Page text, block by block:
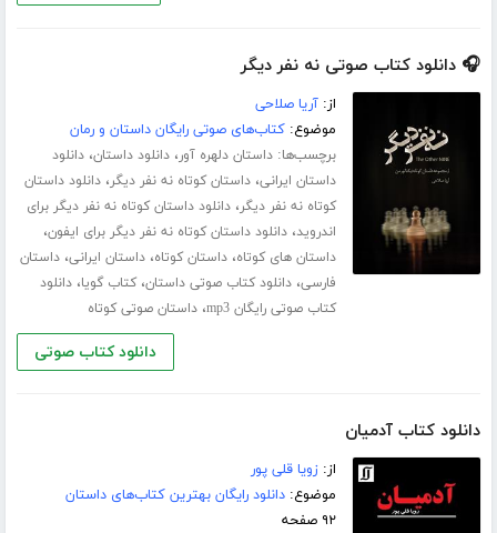
🎧 دانلود کتاب صوتی نه نفر دیگر
از:آریا صلاحی
موضوع:کتاب‌های صوتی رایگان داستان و رمان
برچسب‌ها:داستان دلهره آور،دانلود داستان،دانلود
داستان ایرانی،داستان کوتاه نه نفر دیگر،دانلود داستان
کوتاه نه نفر دیگر،دانلود داستان کوتاه نه نفر دیگر برای
اندروید،دانلود داستان کوتاه نه نفر دیگر برای ایفون،
داستان های کوتاه،داستان کوتاه،داستان ایرانی،داستان
فارسی،دانلود کتاب صوتی داستان،کتاب گویا،دانلود
کتاب صوتی رایگان mp3
،داستان صوتی کوتاه
دانلود کتاب صوتی
دانلود کتاب آدمیان
از:زویا قلی پور
موضوع:دانلود رایگان بهترین کتاب‌های داستان
۹۲ صفحه